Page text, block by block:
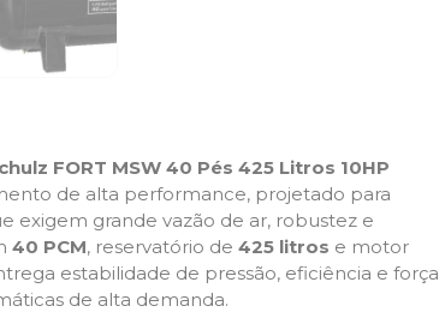
FORT MSW 40 Pés 425 Litros 10HP
de alta performance, projetado para
exigem grande vazão de ar, robustez e
40 PCM, reservatório de 425 litros e motor
estabilidade de pressão, eficiência e força
de alta demanda.